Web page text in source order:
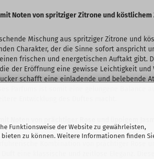
Funktionsweise der Website zu gewährleisten,
zu können. Weitere Informationen finden
Noten von spritziger Zitrone und köstlichem
Mischung aus spritziger Zitrone und
Charakter, der die Sinne sofort anspricht
frischen und energetischen Auftakt gibt.
der Eröffnung eine gewisse Leichtigkeit
schafft eine einladende und belebende
Noten von prächtiger Rose und üppigem